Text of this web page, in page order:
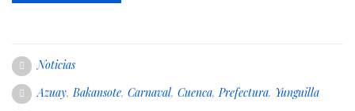
Noticias
Azuay, Bakansote, Carnaval, Cuenca, Prefectura, Yunguilla